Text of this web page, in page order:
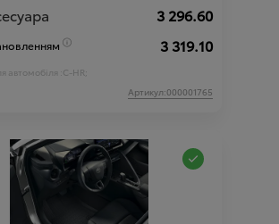
3 296.60
3 319.10
автомобіля :C-HR;
Артикул:000001765